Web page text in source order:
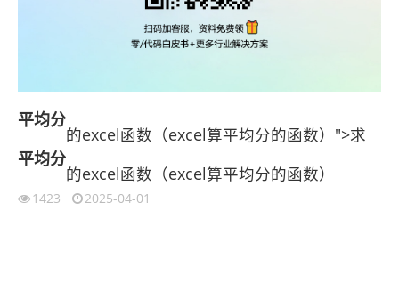
平均分
的excel函数（excel算平均分的函数）">求
平均分
的excel函数（excel算平均分的函数）
1423 2025-04-01